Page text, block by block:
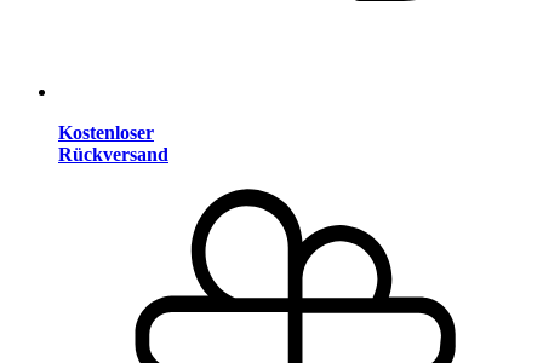
Kostenloser
Rückversand